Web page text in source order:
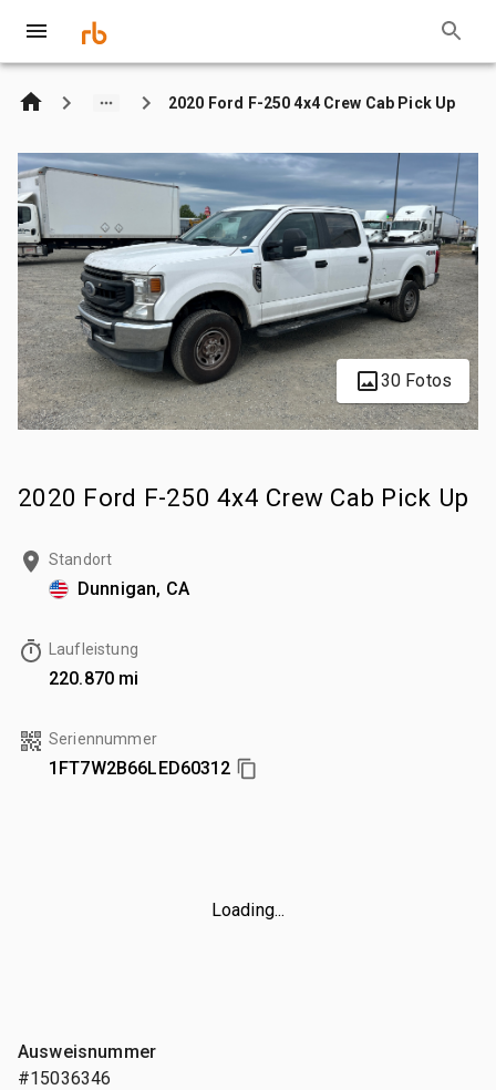
2020 Ford F-250 4x4 Crew Cab Pick Up
30 Fotos
2020 Ford F-250 4x4 Crew Cab Pick Up
Standort
Dunnigan, CA
Laufleistung
220.870 mi
Seriennummer
1FT7W2B66LED60312
Loading...
Ausweisnummer
#15036346